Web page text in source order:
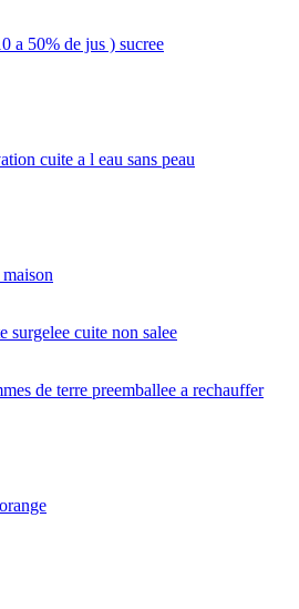
a 50% de jus ) sucree
cuite a l eau sans peau
surgelee cuite non salee
de terre preemballee a rechauffer